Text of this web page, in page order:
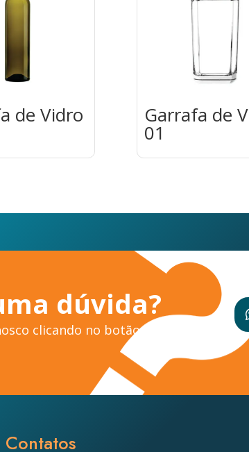
de Vidro Garrafa de
01
dúvida?
clicando no botão ao
Contatos